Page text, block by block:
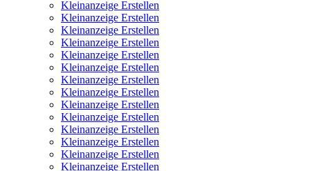
Kleinanzeige Erstellen
Kleinanzeige Erstellen
Kleinanzeige Erstellen
Kleinanzeige Erstellen
Kleinanzeige Erstellen
Kleinanzeige Erstellen
Kleinanzeige Erstellen
Kleinanzeige Erstellen
Kleinanzeige Erstellen
Kleinanzeige Erstellen
Kleinanzeige Erstellen
Kleinanzeige Erstellen
Kleinanzeige Erstellen
Kleinanzeige Erstellen